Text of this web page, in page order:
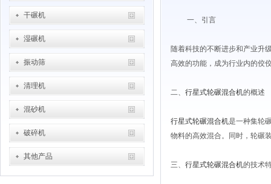
干碾机
湿碾机
振动筛
清理机
混砂机
破碎机
其他产品
一、引言
随着科技的不断进步和产业升
高效的功能，成为行业内的佼
二、 行星式轮碾混合机的概述
行星式轮碾混合机是一种集轮
物料的高效混合。同时，轮碾
三、 行星式轮碾混合机的技术